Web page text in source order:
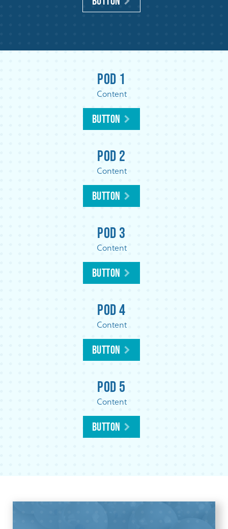
Pod 1
Content
Button
Pod 2
Content
Button
Pod 3
Content
Button
Pod 4
Content
Button
Pod 5
Content
Button